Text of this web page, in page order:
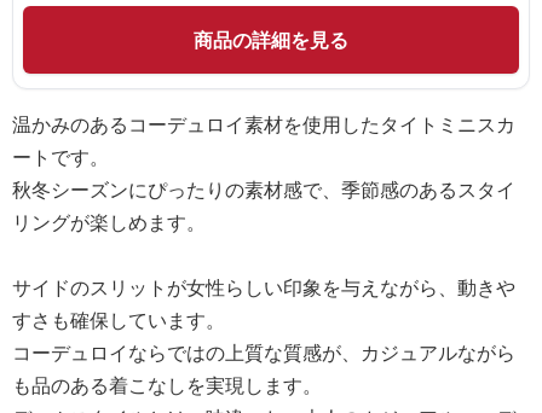
商品の詳細を見る
温かみのあるコーデュロイ素材を使用したタイトミニスカ
ートです。
秋冬シーズンにぴったりの素材感で、季節感のあるスタイ
リングが楽しめます。
サイドのスリットが女性らしい印象を与えながら、動きや
すさも確保しています。
コーデュロイならではの上質な質感が、カジュアルながら
も品のある着こなしを実現します。